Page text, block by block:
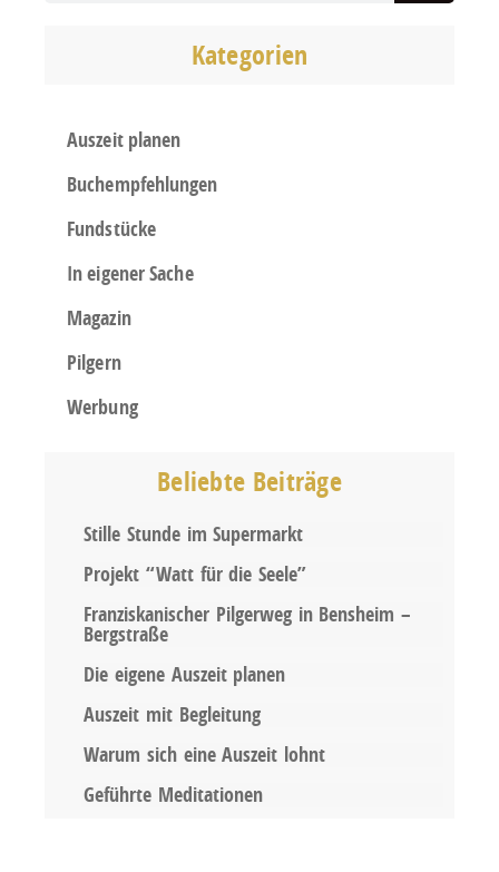
Kategorien
Auszeit planen
Buchempfehlungen
Fundstücke
In eigener Sache
Magazin
Pilgern
Werbung
Beliebte Beiträge
Stille Stunde im Supermarkt
Projekt “Watt für die Seele”
Franziskanischer Pilgerweg in Bensheim –
Bergstraße
Die eigene Auszeit planen
Auszeit mit Begleitung
Warum sich eine Auszeit lohnt
Geführte Meditationen